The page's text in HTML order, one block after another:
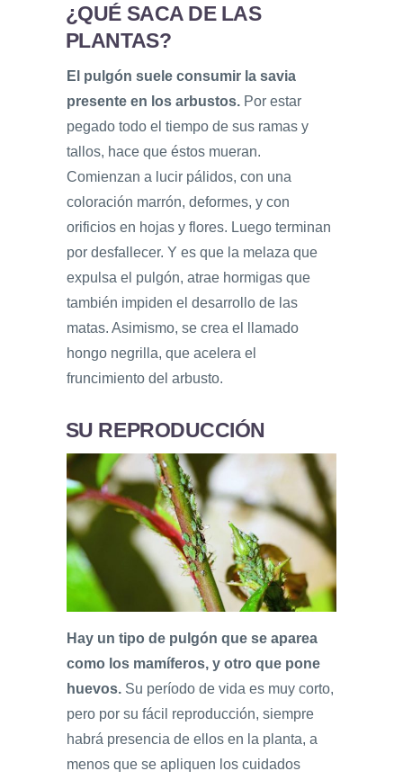
¿QUÉ SACA DE LAS
PLANTAS?
El pulgón suele consumir la savia
presente en los arbustos. Por estar
pegado todo el tiempo de sus ramas y
tallos, hace que éstos mueran.
Comienzan a lucir pálidos, con una
coloración marrón, deformes, y con
orificios en hojas y flores. Luego terminan
por desfallecer. Y es que la melaza que
expulsa el pulgón, atrae hormigas que
también impiden el desarrollo de las
matas. Asimismo, se crea el llamado
hongo negrilla, que acelera el
fruncimiento del arbusto.
SU REPRODUCCIÓN
Hay un tipo de pulgón que se aparea
como los mamíferos, y otro que pone
huevos. Su período de vida es muy corto,
pero por su fácil reproducción, siempre
habrá presencia de ellos en la planta, a
menos que se apliquen los cuidados